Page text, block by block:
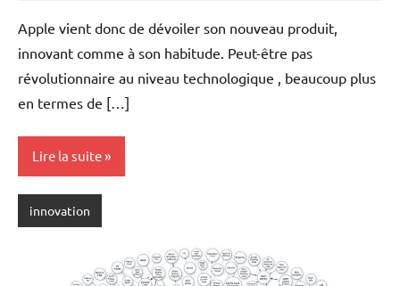
Apple vient donc de dévoiler son nouveau produit,
innovant comme à son habitude. Peut-être pas
révolutionnaire au niveau technologique , beaucoup plus
en termes de […]
Lire la suite
innovation